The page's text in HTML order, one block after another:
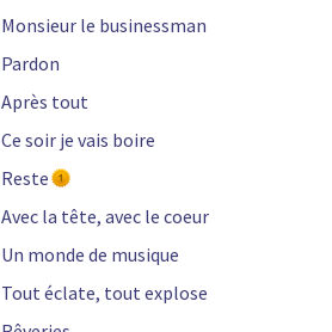
Monsieur le businessman
Pardon
Après tout
Ce soir je vais boire
Reste
Avec la tête, avec le coeur
Un monde de musique
Tout éclate, tout explose